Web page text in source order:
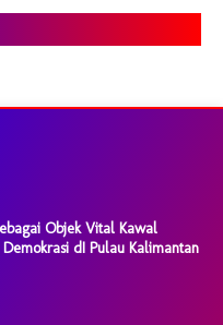
Objek Vital Kawal
Demokrasi dI Pulau Kalimantan